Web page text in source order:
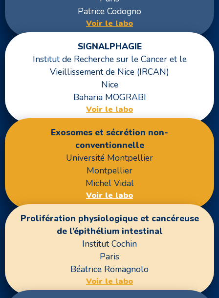
Patrice Codogno
Voir le labo
SIGNALPHAGIE
Institut de Recherche sur le Cancer et le
Vieillissement de Nice (IRCAN)
Nice
Baharia MOGRABI
Voir le labo
Exosomes et sécrétion non-
conventionnelle
Université Montpellier
Montpellier
Michel Vidal
Voir le labo
Prolifération physiologique et cancéreuse
de l’épithélium intestinal
Institut Cochin
Paris
Béatrice Romagnolo
Voir le labo